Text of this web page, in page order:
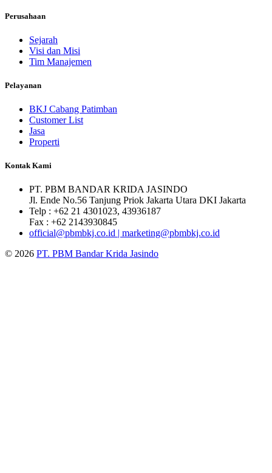
Perusahaan
Sejarah
Visi dan Misi
Tim Manajemen
Pelayanan
BKJ Cabang Patimban
Customer List
Jasa
Properti
Kontak Kami
PT. PBM BANDAR KRIDA JASINDO
Jl. Ende No.56 Tanjung Priok Jakarta Utara DKI Jakarta
Telp : +62 21 4301023, 43936187
Fax : +62 2143930845
official@pbmbkj.co.id | marketing@pbmbkj.co.id
© 2026 PT. PBM Bandar Krida Jasindo